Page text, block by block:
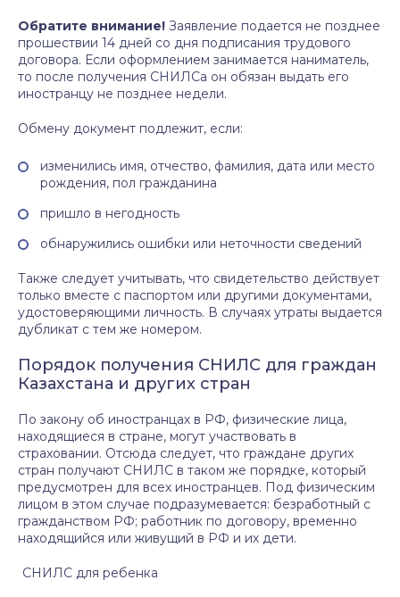
Обратите внимание! Заявление подается не позднее
прошествии 14 дней со дня подписания трудового
договора. Если оформлением занимается наниматель,
то после получения СНИЛСа он обязан выдать его
иностранцу не позднее недели.
Обмену документ подлежит, если:
изменились имя, отчество, фамилия, дата или место
рождения, пол гражданина
пришло в негодность
обнаружились ошибки или неточности сведений
Также следует учитывать, что свидетельство действует
только вместе с паспортом или другими документами,
удостоверяющими личность. В случаях утраты выдается
дубликат с тем же номером.
Порядок получения СНИЛС для граждан
Казахстана и других стран
По закону об иностранцах в РФ, физические лица,
находящиеся в стране, могут участвовать в
страховании. Отсюда следует, что граждане других
стран получают СНИЛС в таком же порядке, который
предусмотрен для всех иностранцев. Под физическим
лицом в этом случае подразумевается: безработный с
гражданством РФ; работник по договору, временно
находящийся или живущий в РФ и их дети.
СНИЛС для ребенка